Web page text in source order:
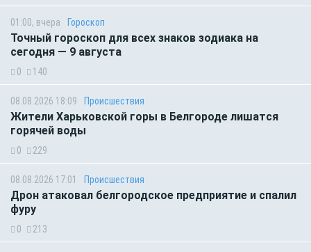
01:00, вчера Гороскоп
Точный гороскоп для всех знаков зодиака на
сегодня — 9 августа
0 140
08.08.2026 18:09 Происшествия
Жители Харьковской горы в Белгороде лишатся
горячей воды
0 229
08.08.2026 17:01 Происшествия
Дрон атаковал белгородское предприятие и спалил
фуру
0 213